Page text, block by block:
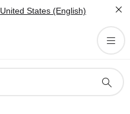
United States (English)